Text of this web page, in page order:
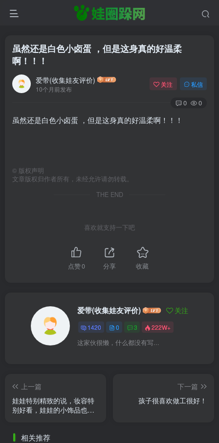
虽然还是白色小卤蛋 ，但是这身真的好温柔
啊！！！
爱带(收集娃友评价)
10个月前发布
关注 私信
0 0
虽然还是白色小卤蛋 ，但是这身真的好温柔啊！！！
© 版权声明
文章版权归作者所有，未经允许请勿转载。
THE END
喜欢就支持一下吧
点赞0 分享 收藏
爱带(收集娃友评价) 关注
1420 0 3 222W+
这家伙很懒，什么都没有写...
上一篇
娃娃特别精致的说，妆容特
别好看，娃娃的小饰品也好
太好 ......
下一篇
孩子很喜欢做工很好！
相关推荐